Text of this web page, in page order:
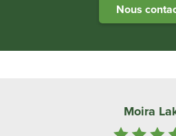
Nous
Moira